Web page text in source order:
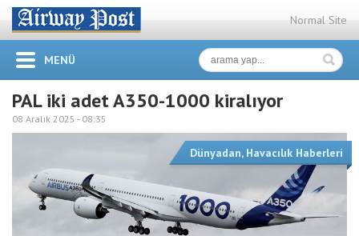
Normal Site
MENÜ
PAL iki adet A350-1000 kiralıyor
08 Aralık 2025 - 08:35
Dünyadan, Havacılık Haberleri